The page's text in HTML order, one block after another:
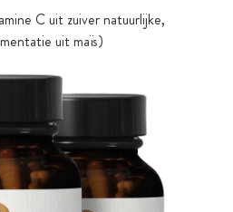
C uit zuiver natuurlijke,
uit maïs)